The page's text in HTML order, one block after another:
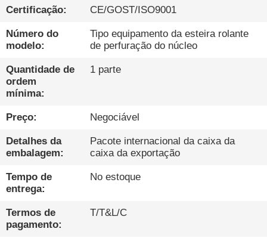
SOBRE
NÓS
EXCURSÃO
FÁBRICA
CONTROLE
DA
QUALIDADE
Certificação: CE/GOST/ISO9001
Número do
modelo:
Tipo equipamento da esteira rolante
de perfuração do núcleo
Quantidade de
ordem
mínima:
1 parte
Preço: Negociável
Detalhes da
embalagem:
Pacote internacional da caixa da
caixa da exportação
Tempo de
entrega:
No estoque
Termos de
pagamento:
T/T&L/C